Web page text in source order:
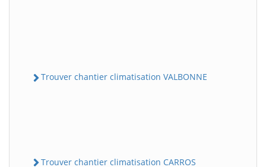
Trouver chantier climatisation VALBONNE
Trouver chantier climatisation CARROS